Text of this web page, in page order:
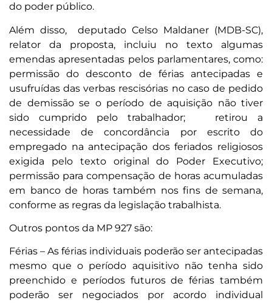
do poder público.
Além disso, deputado Celso Maldaner (MDB-SC),
relator da proposta, incluiu no texto algumas
emendas apresentadas pelos parlamentares, como:
permissão do desconto de férias antecipadas e
usufruídas das verbas rescisórias no caso de pedido
de demissão se o período de aquisição não tiver
sido cumprido pelo trabalhador; retirou a
necessidade de concordância por escrito do
empregado na antecipação dos feriados religiosos
exigida pelo texto original do Poder Executivo;
permissão para compensação de horas acumuladas
em banco de horas também nos fins de semana,
conforme as regras da legislação trabalhista.
Outros pontos da MP 927 são:
Férias – As férias individuais poderão ser antecipadas
mesmo que o período aquisitivo não tenha sido
preenchido e períodos futuros de férias também
poderão ser negociados por acordo individual